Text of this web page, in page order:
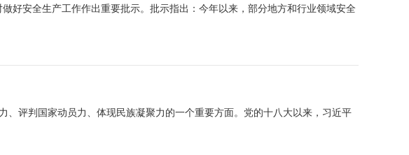
安全生产工作作出重要批示。批示指出：今年以来，部分地方和行业领域安全
、评判国家动员力、体现民族凝聚力的一个重要方面。党的十八大以来，习近平